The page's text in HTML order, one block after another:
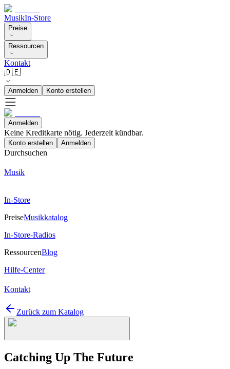
MusikIn-Store
Preise
Ressourcen
Kontakt
🇩🇪
Anmelden Konto erstellen
Anmelden
Keine Kreditkarte nötig. Jederzeit kündbar.
Konto erstellen Anmelden
Durchsuchen
Musik
In-Store
PreiseMusikkatalog
In-Store-Radios
RessourcenBlog
Hilfe-Center
Kontakt
Zurück zum Katalog
Catching Up The Future